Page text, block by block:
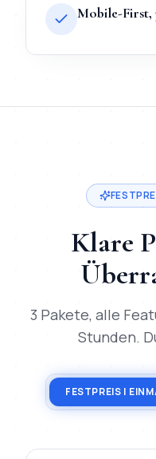
Mobile-First,
Klare
3 Pakete, alle
Stunden.
FESTPREIS |